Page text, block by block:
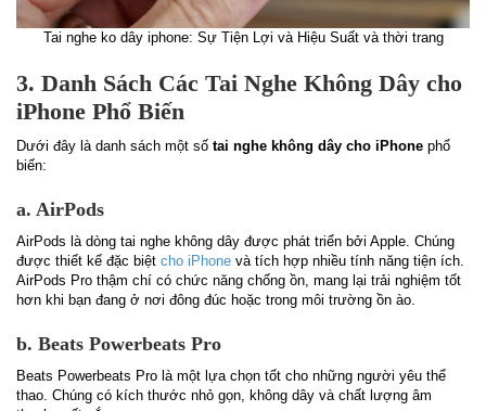
Tai nghe ko dây iphone: Sự Tiện Lợi và Hiệu Suất và thời trang
3. Danh Sách Các Tai Nghe Không Dây cho
iPhone Phổ Biến
Dưới đây là danh sách một số tai nghe không dây cho iPhone phổ
biến:
a. AirPods
AirPods là dòng tai nghe không dây được phát triển bởi Apple. Chúng
được thiết kế đặc biệt cho iPhone và tích hợp nhiều tính năng tiện ích.
AirPods Pro thậm chí có chức năng chống ồn, mang lại trải nghiệm tốt
hơn khi bạn đang ở nơi đông đúc hoặc trong môi trường ồn ào.
b. Beats Powerbeats Pro
Beats Powerbeats Pro là một lựa chọn tốt cho những người yêu thể
thao. Chúng có kích thước nhỏ gọn, không dây và chất lượng âm